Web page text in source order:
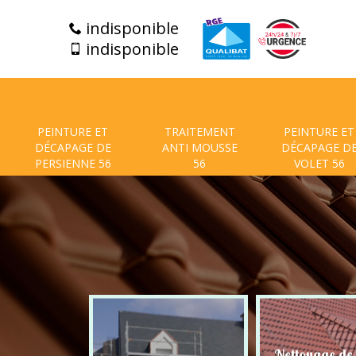
indisponible
indisponible
PEINTURE ET
DÉCAPAGE DE
PERSIENNE 56
TRAITEMENT
ANTI MOUSSE
56
PEINTURE ET
DÉCAPAGE
VOLET 56